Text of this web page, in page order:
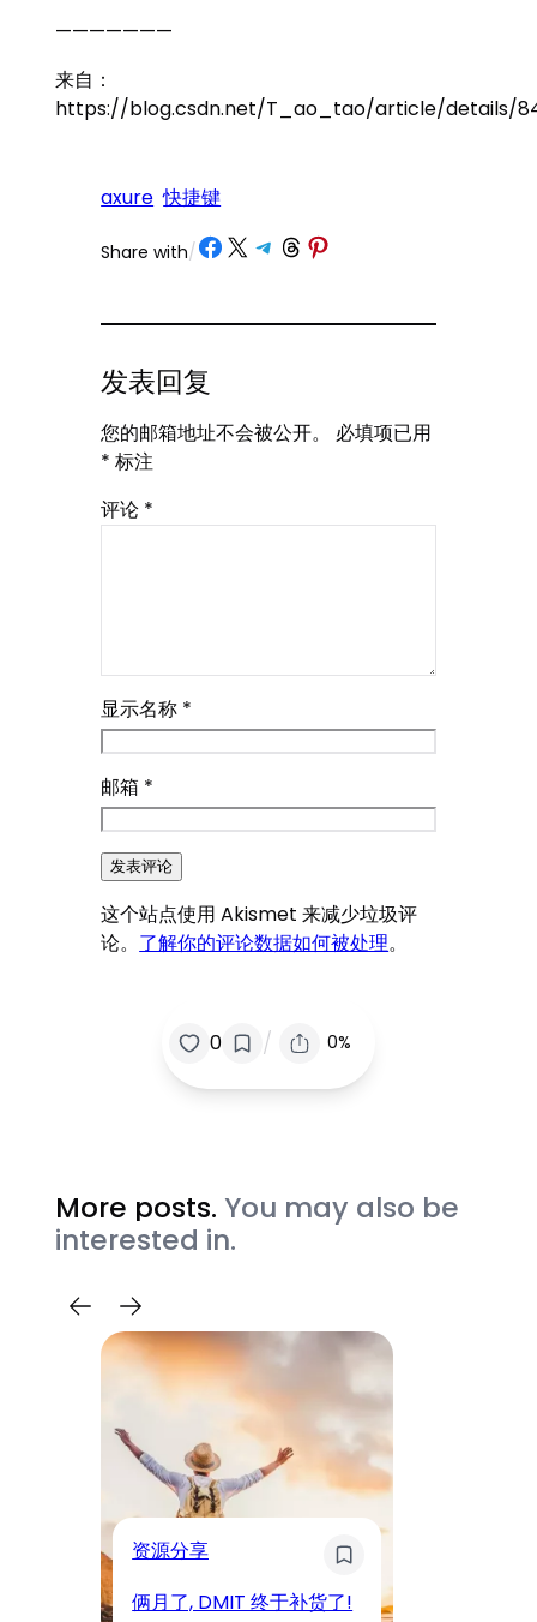
———————
来自：
https://blog.csdn.net/T_ao_tao/article/details/
axure 快捷键
Share with/ Share on Facebook
Share on X Share on Telegram
Share on Threads
Share on Pinterest
发表回复
您的邮箱地址不会被公开。
必填项已用
* 标注
评论 *
显示名称 *
邮箱 *
这个站点使用 Akismet 来减少垃圾评
论。 了解你的评论数据如何被处理。
0 / 0%
More posts. You may also be
interested in.
资源分享
俩月了, DMIT 终于补货了!